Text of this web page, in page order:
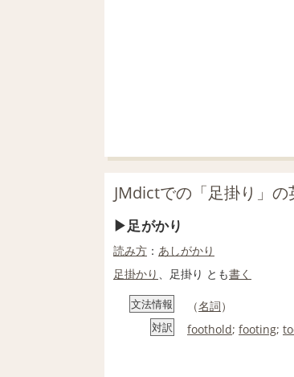
JMdictでの「足掛り」の
足がかり
読み方 ： あしがかり
足掛かり 、足掛り とも書く
文法情報 （名詞）
対訳 foothold; footing;